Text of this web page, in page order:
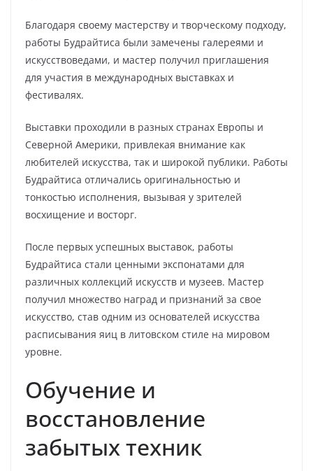
Благодаря своему мастерству и творческому подходу,
работы Будрайтиса были замечены галереями и
искусствоведами, и мастер получил приглашения
для участия в международных выставках и
фестивалях.
Выставки проходили в разных странах Европы и
Северной Америки, привлекая внимание как
любителей искусства, так и широкой публики. Работы
Будрайтиса отличались оригинальностью и
тонкостью исполнения, вызывая у зрителей
восхищение и восторг.
После первых успешных выставок, работы
Будрайтиса стали ценными экспонатами для
различных коллекций искусств и музеев. Мастер
получил множество наград и признаний за свое
искусство, став одним из основателей искусства
расписывания яиц в литовском стиле на мировом
уровне.
Обучение и
восстановление
забытых техник